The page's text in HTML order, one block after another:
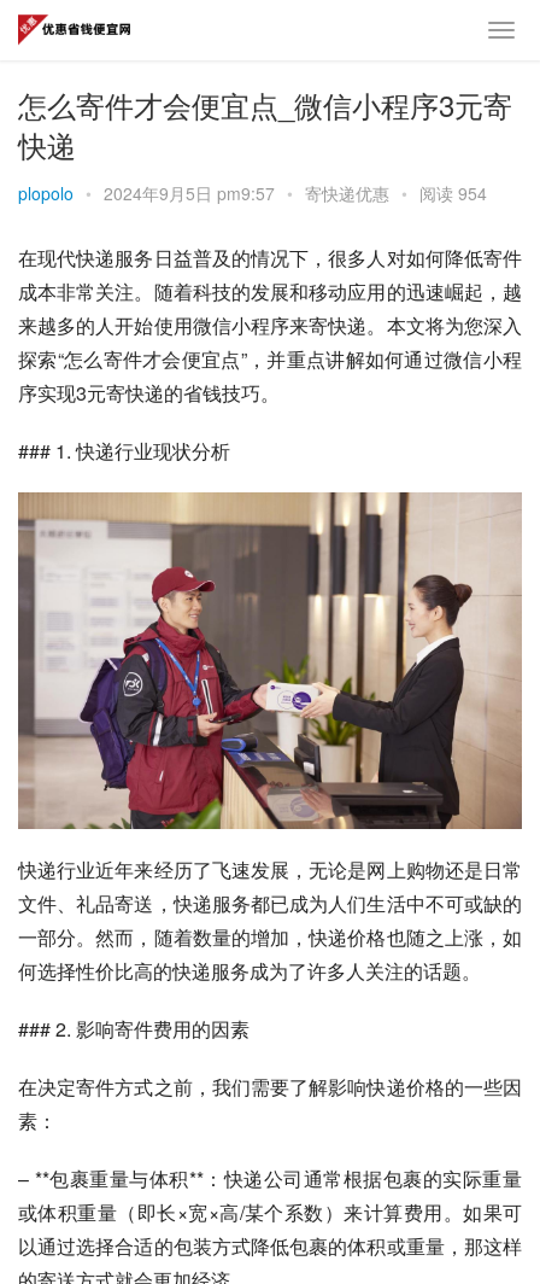
怎么寄件才会便宜点_微信小程序3元寄
快递
plopolo • 2024年9月5日 pm9:57 • 寄快递优惠 • 阅读 954
在现代快递服务日益普及的情况下，很多人对如何降低寄件
成本非常关注。随着科技的发展和移动应用的迅速崛起，越
来越多的人开始使用微信小程序来寄快递。本文将为您深入
探索“怎么寄件才会便宜点”，并重点讲解如何通过微信小程
序实现3元寄快递的省钱技巧。
### 1. 快递行业现状分析
快递行业近年来经历了飞速发展，无论是网上购物还是日常
文件、礼品寄送，快递服务都已成为人们生活中不可或缺的
一部分。然而，随着数量的增加，快递价格也随之上涨，如
何选择性价比高的快递服务成为了许多人关注的话题。
### 2. 影响寄件费用的因素
在决定寄件方式之前，我们需要了解影响快递价格的一些因
素：
– **包裹重量与体积**：快递公司通常根据包裹的实际重量
或体积重量（即长×宽×高/某个系数）来计算费用。如果可
以通过选择合适的包装方式降低包裹的体积或重量，那这样